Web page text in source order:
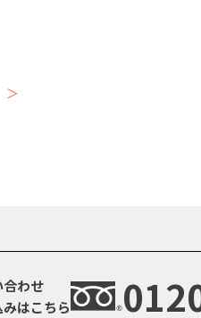
＞
合わせ
はこちら